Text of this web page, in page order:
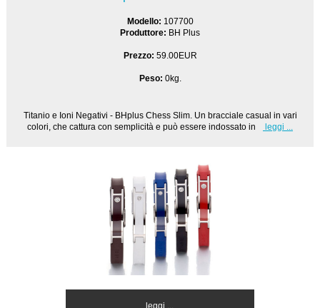
Modello: 107700
Produttore: BH Plus
Prezzo: 59.00EUR
Peso: 0kg.
Titanio e Ioni Negativi - BHplus Chess Slim. Un bracciale casual in vari
colori, che cattura con semplicità e può essere indossato in
leggi ...
leggi ...